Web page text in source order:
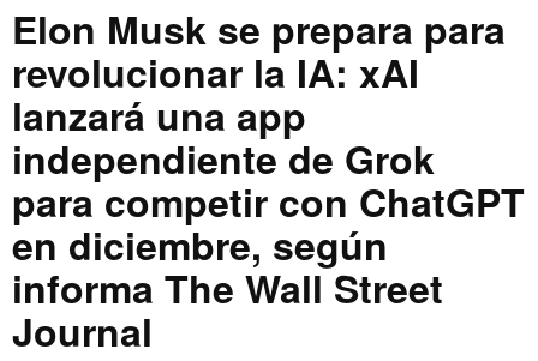
Elon Musk se prepara para
revolucionar la IA: xAI
lanzará una app
independiente de Grok
para competir con ChatGPT
en diciembre, según
informa The Wall Street
Journal